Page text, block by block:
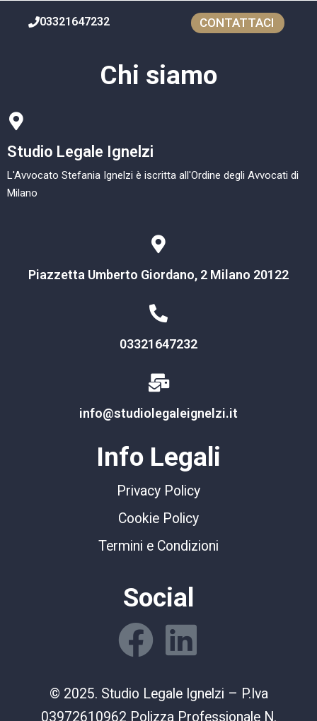
03321647232 CONTATTACI
Chi siamo
Studio Legale Ignelzi
L'Avvocato Stefania Ignelzi è iscritta all'Ordine degli Avvocati di
Milano
Piazzetta Umberto Giordano, 2 Milano 20122
03321647232
info@studiolegaleignelzi.it
Info Legali
Privacy Policy
Cookie Policy
Termini e Condizioni
Social
© 2025. Studio Legale Ignelzi – P.Iva
03972610962 Polizza Professionale N.